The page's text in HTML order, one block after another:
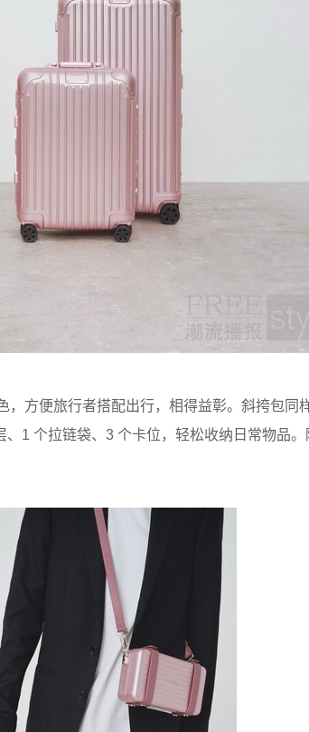
方便旅行者搭配出行，相得益彰。斜挎包同
1 个拉链袋、3 个卡位，轻松收纳日常物品